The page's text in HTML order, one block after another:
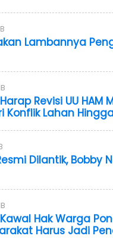
Lambannya
Revisi UU HAM
Konflik Lahan
Dilantik, Bobby
Hak Warga
Harus Jadi